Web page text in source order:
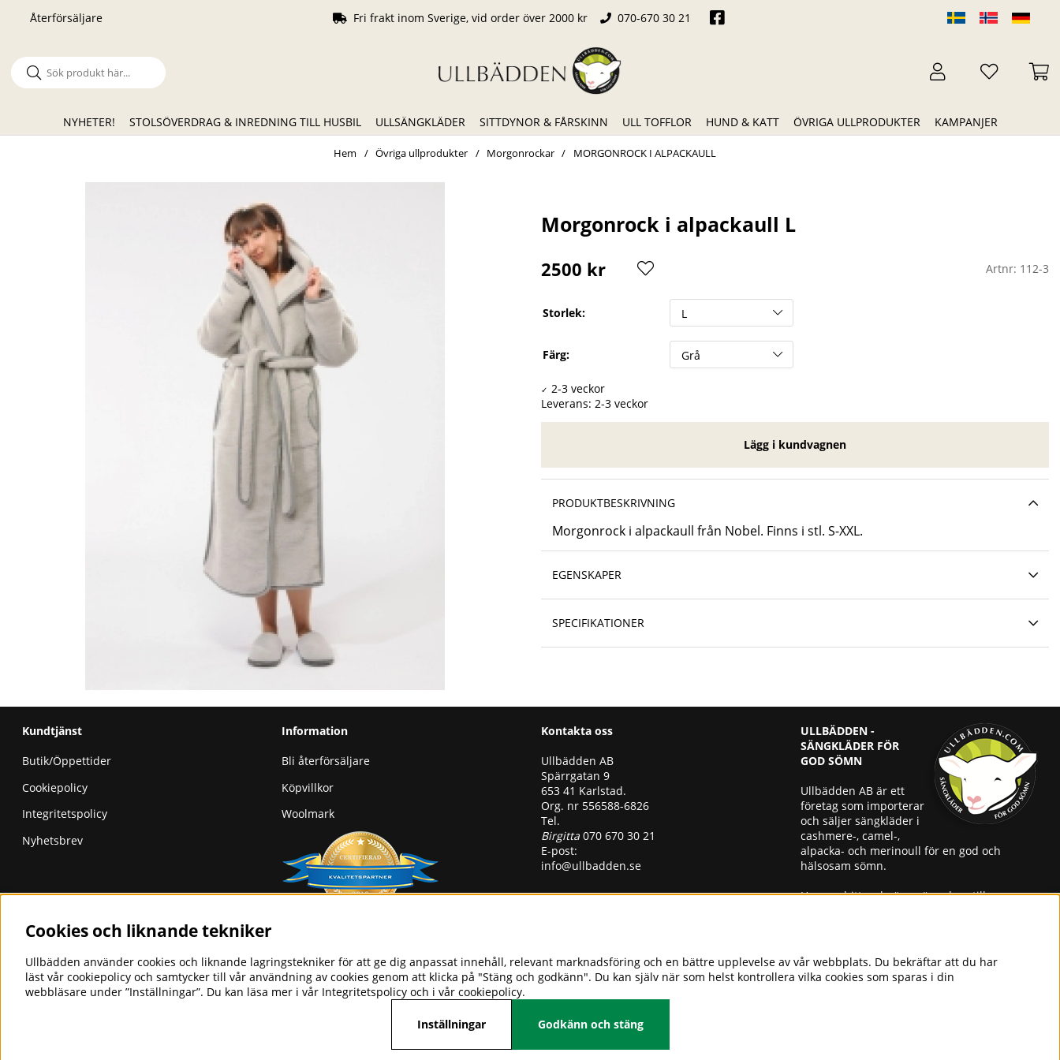
Återförsäljare Fri frakt inom Sverige, vid order över 2000 kr 070-670 30 21
NYHETER! STOLSÖVERDRAG & INREDNING TILL HUSBIL ULLSÄNGKLÄDER SITTDYNOR & FÅRSKINN ULL TOFFLOR HUND & KATT ÖVRIGA ULLPRODUKTER KAMPANJER
Hem Övriga ullprodukter Morgonrockar MORGONROCK I ALPACKAULL
Morgonrock i alpackaull L
2500 kr Artnr: 112-3
Storlek:
Färg:
Leverans: 2-3 veckor
Lägg i kundvagnen
PRODUKTBESKRIVNING
Morgonrock i alpackaull från Nobel. Finns i stl. S-XXL.
EGENSKAPER
SPECIFIKATIONER
Kundtjänst
Butik/Öppettider
Cookiepolicy
Integritetspolicy
Nyhetsbrev
Information
Bli återförsäljare
Köpvillkor
Woolmark
Kontakta oss
Ullbädden AB
Spärrgatan 9
653 41 Karlstad.
Org. nr 556588-6826
Tel.
Birgitta 070 670 30 21
E-post:
info@ullbadden.se
Ange din e-post nedan för att ta del av
nyheter och erbjudanden
ULLBÄDDEN -
SÄNGKLÄDER FÖR
GOD SÖMN
Ullbädden AB är ett
företag som importerar
och säljer sängkläder i
cashmere-, camel-,
alpacka- och merinoull för en god och
hälsosam sömn.
Hos oss hittar du även överdrag till
Följ oss på facebook.https://www.facebook.com/ullbadden
Cookies och liknande tekniker
Ullbädden använder cookies och liknande lagringstekniker för att ge dig anpassat innehåll, relevant marknadsföring och en bättre upplevelse av vår webbplats. Du bekräftar att du har
läst vår cookiepolicy och samtycker till vår användning av cookies genom att klicka på "Stäng och godkänn". Du kan själv när som helst kontrollera vilka cookies som sparas i din
webbläsare under ”Inställningar”. Du kan läsa mer i vår Integritetspolicy och i vår cookiepolicy.
Inställningar Godkänn och stäng